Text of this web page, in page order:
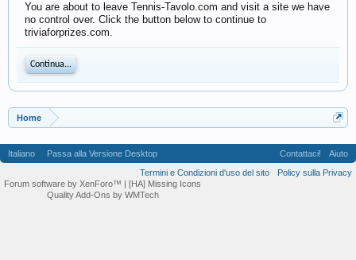
You are about to leave Tennis-Tavolo.com and visit a site we have
no control over. Click the button below to continue to
triviaforprizes.com.
Continua...
Home
Italiano Passa alla Versione Desktop Contattaci!
Aiuto
Termini e Condizioni d'uso del sito
Policy sulla Privacy
Forum software by XenForo™ | [HA] Missing Icons
Quality Add-Ons by WMTech